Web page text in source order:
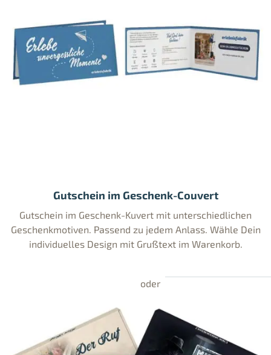
Gutschein im Geschenk-Couvert
Gutschein im Geschenk-Kuvert mit unterschiedlichen
Geschenkmotiven. Passend zu jedem Anlass. Wähle Dein
individuelles Design mit Grußtext im Warenkorb.